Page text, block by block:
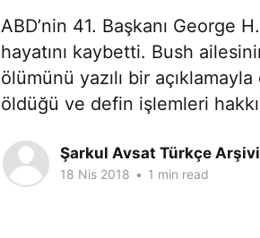
ABD’nin 41. Başkanı George
hayatını kaybetti. Bush
ölümünü yazılı bir
öldüğü ve defin işlemleri
Şarkul Avsat Türkçe Arşivi
18 Nis 2018 • 1 min read